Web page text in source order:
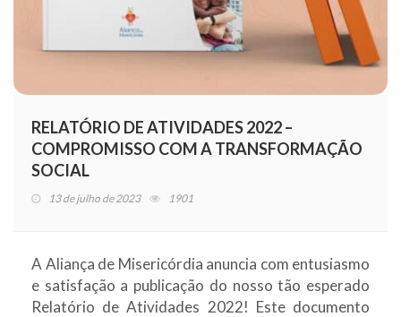
RELATÓRIO DE ATIVIDADES 2022 –
COMPROMISSO COM A TRANSFORMAÇÃO
SOCIAL
13 de julho de 2023 1901
A Aliança de Misericórdia anuncia com entusiasmo
e satisfação a publicação do nosso tão esperado
Relatório de Atividades 2022! Este documento